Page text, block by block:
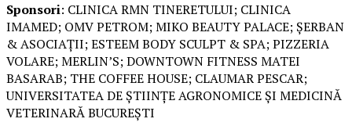
Sponsori: CLINICA RMN TINERETULUI; CLINICA
IMAMED; OMV PETROM; MIKO BEAUTY PALACE; ȘERBAN
& ASOCIAȚII; ESTEEM BODY SCULPT & SPA; PIZZERIA
VOLARE; MERLIN’S; DOWNTOWN FITNESS MATEI
BASARAB; THE COFFEE HOUSE; CLAUMAR PESCAR;
UNIVERSITATEA DE ȘTIINȚE AGRONOMICE ȘI MEDICINĂ
VETERINARĂ BUCUREȘTI